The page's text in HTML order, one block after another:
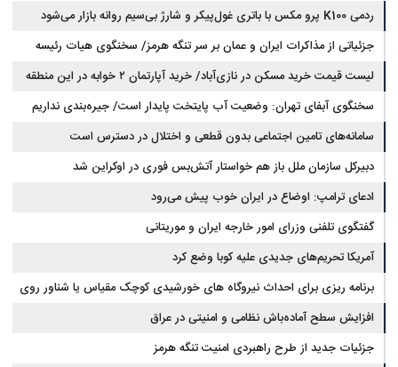
ردمی K100 پرو مکس با باتری غول‌پیکر و شارژ بی‌سیم روانه بازار می‌شود
جزئیاتی از مذاکرات ایران و عمان بر سر تنگه هرمز/ سخنگوی هیات رئیسه
مجلس: بیانیه‌ای شامل تصحیح مسیر تردد دریایی در تنگه، در آستانه نهایی شدن
است
لیست قیمت خرید مسکن در نازی‌آباد/ خرید آپارتمان ۲ خوابه در این منطقه
چقدر سرمایه نیاز دارد؟ + جدول مردادماه ۱۴۰۵
سخنگوی آبفای تهران: وضعیت آب پایتخت پایدار است/ جیره‌بندی نداریم
سامانه‌های تامین اجتماعی بدون قطعی و اختلال در دسترس است
دبیرکل سازمان ملل باز هم خواستار آتش‌بس فوری در اوکراین شد
ادعای ترامپ: اوضاع در ایران خوب پیش می‌رود
گفتگوی تلفنی وزرای امور خارجه ایران و موریتانی
آمریکا تحریم‌های جدیدی علیه کوبا وضع کرد
برنامه ریزی برای احداث نیروگاه های خورشیدی کوچک مقیاس یا شناور روی
آب در مازندران
افزایش سطح آماده‌باش نظامی و امنیتی در عراق
جزئیات جدید از طرح راهبردی امنیت تنگه هرمز